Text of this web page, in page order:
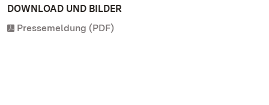
DOWNLOAD UND BILDER
Pressemeldung (PDF)